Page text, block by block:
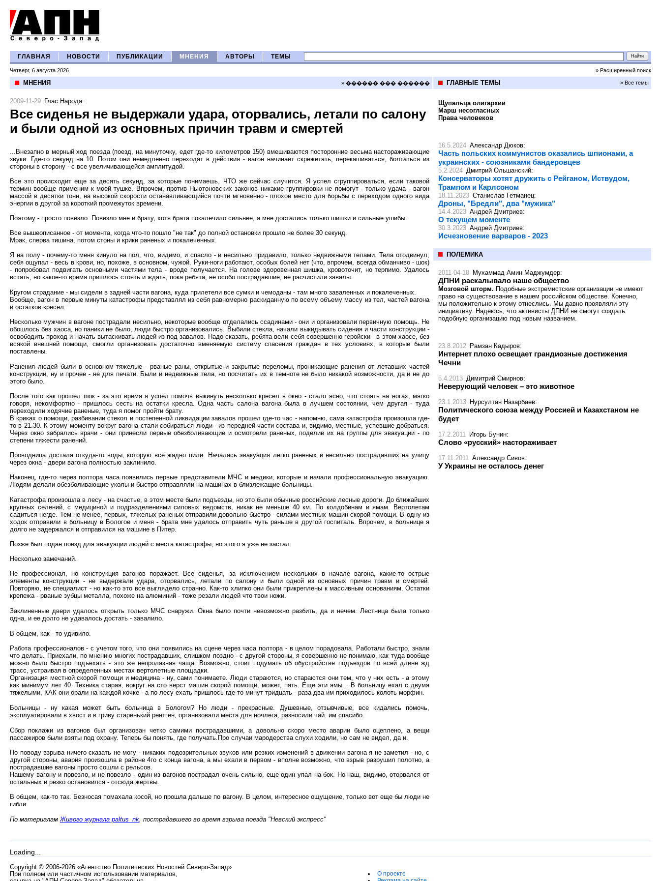
ГЛАВНАЯ НОВОСТИ ПУБЛИКАЦИИ МНЕНИЯ АВТОРЫ ТЕМЫ
Четверг, 6 августа 2026 » Расширенный поиск
МНЕНИЯ » ������ ��� ������
2009-11-29 Глас Народа:
Все сиденья не выдержали удара, оторвались, летали по салону
и были одной из основных причин травм и смертей
...Внезапно в мерный ход поезда (поезд, на минуточку, едет где-то километров 150) вмешиваются посторонние весьма настораживающие
звуки. Где-то секунд на 10. Потом они немедленно переходят в действия - вагон начинает скрежетать, перекашиваться, болтаться из
стороны в сторону - с все увеличивающейся амплитудой.
Все это происходит еще за десять секунд, за которые понимаешь, ЧТО же сейчас случится. Я успел сгруппироваться, если таковой
термин вообще применим к моей тушке. Впрочем, против Ньютоновских законов никакие группировки не помогут - только удача - вагон
массой в десятки тонн, на высокой скорости останавливающийся почти мгновенно - плохое место для борьбы с переходом одного вида
энергии в другой за короткий промежуток времени.
Поэтому - просто повезло. Повезло мне и брату, хотя брата покалечило сильнее, а мне достались только шишки и сильные ушибы.
Все вышеописанное - от момента, когда что-то пошло "не так" до полной остановки прошло не более 30 секунд.
Мрак, сперва тишина, потом стоны и крики раненых и покалеченных.
Я на полу - почему-то меня кинуло на пол, что, видимо, и спасло - и несильно придавило, только недвижными телами. Тела отодвинул,
себя ощупал - весь в крови, но, похоже, в основном, чужой. Руки-ноги работают, особых болей нет (что, впрочем, всегда обманчиво - шок)
- попробовал подвигать основными частями тела - вроде получается. На голове здоровенная шишка, кровоточит, но терпимо. Удалось
встать, но какое-то время пришлось стоять и ждать, пока ребята, не особо пострадавшие, не расчистили завалы.
Кругом страдание - мы сидели в задней части вагона, куда прилетели все сумки и чемоданы - там много заваленных и покалеченных.
Вообще, вагон в первые минуты катастрофы представлял из себя равномерно раскиданную по всему объему массу из тел, частей вагона
и остатков кресел.
Несколько мужчин в вагоне пострадали несильно, некоторые вообще отделались ссадинами - они и организовали первичную помощь. Не
обошлось без хаоса, но паники не было, люди быстро организовались. Выбили стекла, начали выкидывать сидения и части конструкции -
освободить проход и начать вытаскивать людей из-под завалов. Надо сказать, ребята вели себя совершенно геройски - в этом хаосе, без
всякой внешней помощи, смогли организовать достаточно вменяемую систему спасения граждан в тех условиях, в которые были
поставлены.
Ранения людей были в основном тяжелые - рваные раны, открытые и закрытые переломы, проникающие ранения от летавших частей
конструкции, ну и прочее - не для печати. Были и недвижные тела, но посчитать их в темноте не было никакой возможности, да и не до
этого было.
После того как прошел шок - за это время я успел помочь выкинуть несколько кресел в окно - стало ясно, что стоять на ногах, мягко
говоря, некомфортно - пришлось сесть на остатки кресла. Одна часть салона вагона была в лучшем состоянии, чем другая - туда
переходили ходячие раненые, туда я помог пройти брату.
В криках о помощи, разбивании стекол и постепенной ликвидации завалов прошел где-то час - напомню, сама катастрофа произошла где-
то в 21.30. К этому моменту вокруг вагона стали собираться люди - из передней части состава и, видимо, местные, успевшие добраться.
Через окно забрались врачи - они принесли первые обезболивающие и осмотрели раненых, поделив их на группы для эвакуации - по
степени тяжести ранений.
Проводница достала откуда-то воды, которую все жадно пили. Началась эвакуация легко раненых и несильно пострадавших на улицу
через окна - двери вагона полностью заклинило.
Наконец, где-то через полтора часа появились первые представители МЧС и медики, которые и начали профессиональную эвакуацию.
Людям делали обезболивающие уколы и быстро отправляли на машинах в близлежащие больницы.
Катастрофа произошла в лесу - на счастье, в этом месте были подъезды, но это были обычные российские лесные дороги. До ближайших
крупных селений, с медициной и подразделениями силовых ведомств, никак не меньше 40 км. По колдобинам и ямам. Вертолетам
садиться негде. Тем не менее, первых, тяжелых раненых отправили довольно быстро - силами местных машин скорой помощи. В одну из
ходок отправили в больницу в Бологое и меня - брата мне удалось отправить чуть раньше в другой госпиталь. Впрочем, в больнице я
долго не задержался и отправился на машине в Питер.
Позже был подан поезд для эвакуации людей с места катастрофы, но этого я уже не застал.
Несколько замечаний.
Не профессионал, но конструкция вагонов поражает. Все сиденья, за исключением нескольких в начале вагона, какие-то острые
элементы конструкции - не выдержали удара, оторвались, летали по салону и были одной из основных причин травм и смертей.
Повторяю, не специалист - но как-то это все выглядело странно. Как-то хлипко они были прикреплены к массивным основаниям. Остатки
крепежа - рваные зубцы металла, похоже на алюминий - тоже резали людей что твои ножи.
Заклиненные двери удалось открыть только МЧС снаружи. Окна было почти невозможно разбить, да и нечем. Лестница была только
одна, и ее долго не удавалось достать - завалило.
В общем, как - то удивило.
Работа профессионалов - с учетом того, что они появились на сцене через часа полтора - в целом порадовала. Работали быстро, знали
что делать. Приехали, по мнению многих пострадавших, слишком поздно - с другой стороны, я совершенно не понимаю, как туда вообще
можно было быстро подъехать - это же непролазная чаща. Возможно, стоит подумать об обустройстве подъездов по всей длине жд
трасс, устраивая в определенных местах вертолетные площадки.
Организация местной скорой помощи и медицина - ну, сами понимаете. Люди стараются, но стараются они тем, что у них есть - а этому
как минимум лет 40. Техника старая, вокруг на сто верст машин скорой помощи, может, пять. Еще эти ямы... В больницу ехал с двумя
тяжелыми, КАК они орали на каждой кочке - а по лесу ехать пришлось где-то минут тридцать - раза два им приходилось колоть морфин.
Больницы - ну какая может быть больница в Бологом? Но люди - прекрасные. Душевные, отзывчивые, все кидались помочь,
эксплуатировали в хвост и в гриву старенький рентген, организовали места для ночлега, разносили чай. им спасибо.
Сбор поклажи из вагонов был организован четко самими пострадавшими, а довольно скоро место аварии было оцеплено, а вещи
пассажиров были взяты под охрану. Теперь бы понять, где получать.Про случаи мародерства слухи ходили, но сам не видел, да и.
По поводу взрыва ничего сказать не могу - никаких подозрительных звуков или резких изменений в движении вагона я не заметил - но, с
другой стороны, авария произошла в районе 4го с конца вагона, а мы ехали в первом - вполне возможно, что взрыв разрушил полотно, а
пострадавшие вагоны просто сошли с рельсов.
Нашему вагону и повезло, и не повезло - один из вагонов пострадал очень сильно, еще один упал на бок. Но наш, видимо, оторвался от
остальных и резко остановился - отсюда жертвы.
В общем, как-то так. Безносая помахала косой, но прошла дальше по вагону. В целом, интересное ощущение, только вот еще бы люди не
гибли.
По материаламЖивого журнала paltus_nk, пострадавшего во время взрыва поезда "Невский экспресс"
ГЛАВНЫЕ ТЕМЫ » Все темы
Щупальца олигархии
Марш несогласных
Права человеков
16.5.2024 Александр Дюков:
Часть польских коммунистов оказались шпионами, а
украинских - союзниками бандеровцев
5.2.2024 Дмитрий Ольшанский:
Консерваторы хотят дружить с Рейганом, Иствудом,
Трампом и Карлсоном
18.11.2023 Станислав Гетманец:
Дроны, "Бредли", два "мужика"
14.4.2023 Андрей Дмитриев:
О текущем моменте
30.3.2023 Андрей Дмитриев:
Исчезновение варваров - 2023
ПОЛЕМИКА
2011-04-18 Мухаммад Амин Маджумдер:
ДПНИ раскалывало наше общество
Мозговой шторм. Подобные экстремистские организации не имеют
право на существование в нашем российском обществе. Конечно,
мы положительно к этому отнеслись. Мы давно проявляли эту
инициативу. Надеюсь, что активисты ДПНИ не смогут создать
подобную организацию под новым названием.
23.8.2012 Рамзан Кадыров:
Интернет плохо освещает грандиозные достижения
Чечни
5.4.2013 Димитрий Смирнов:
Неверующий человек – это животное
23.1.2013 Нурсултан Назарбаев:
Политического союза между Россией и Казахстаном не
будет
17.2.2011 Игорь Бунин:
Слово «русский» настораживает
17.11.2011 Александр Сивов:
У Украины не осталось денег
Loading...
Copyright © 2006-2026 «Агентство Политических Новостей Северо-Запад»
При полном или частичном использовании материалов,
О проекте